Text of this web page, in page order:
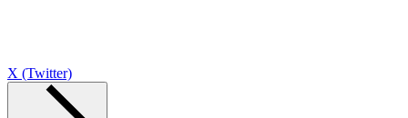
X (Twitter)